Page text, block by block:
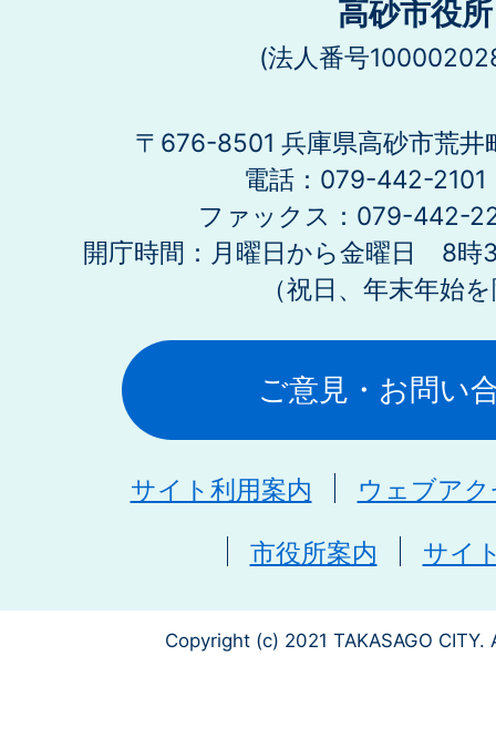
高砂市役所
(法人番号
〒676-8501 兵庫県高砂市荒井
電話：079-442-2101
ファックス：079-442-
開庁時間：月曜日から金曜日 8時
（祝日、年末年始
ご意見・お問い
サイト利用案内 ウェブア
市役所案内 サイ
Copyright (c) 2021 TAKASAGO CITY.